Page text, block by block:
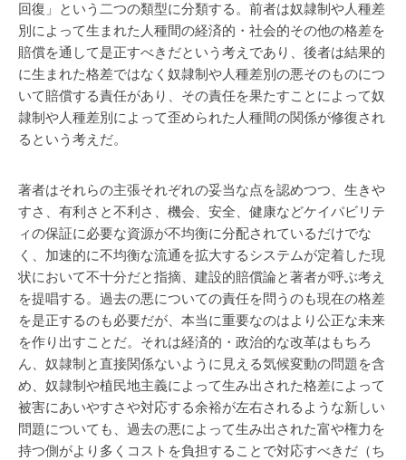
回復」という二つの類型に分類する。前者は奴隷制や人種差
別によって生まれた人種間の経済的・社会的その他の格差を
賠償を通して是正すべきだという考えであり、後者は結果的
に生まれた格差ではなく奴隷制や人種差別の悪そのものにつ
いて賠償する責任があり、その責任を果たすことによって奴
隷制や人種差別によって歪められた人種間の関係が修復され
るという考えだ。
著者はそれらの主張それぞれの妥当な点を認めつつ、生きや
すさ、有利さと不利さ、機会、安全、健康などケイパビリテ
ィの保証に必要な資源が不均衡に分配されているだけでな
く、加速的に不均衡な流通を拡大するシステムが定着した現
状において不十分だと指摘、建設的賠償論と著者が呼ぶ考え
を提唱する。過去の悪についての責任を問うのも現在の格差
を是正するのも必要だが、本当に重要なのはより公正な未来
を作り出すことだ。それは経済的・政治的な改革はもちろ
ん、奴隷制と直接関係ないように見える気候変動の問題を含
め、奴隷制や植民地主義によって生み出された格差によって
被害にあいやすさや対応する余裕が左右されるような新しい
問題についても、過去の悪によって生み出された富や権力を
持つ側がより多くコストを負担することで対応すべきだ（ち